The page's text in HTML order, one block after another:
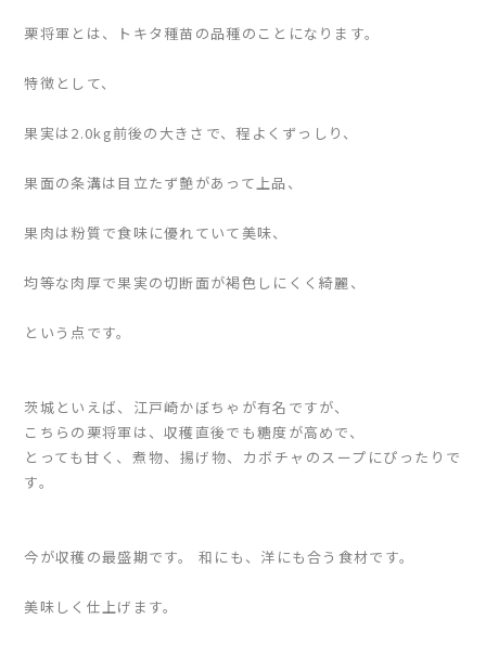
栗将軍とは、トキタ種苗の品種のことになります。
特徴として、
果実は2.0kg前後の大きさで、程よくずっしり、
果面の条溝は目立たず艶があって上品、
果肉は粉質で食味に優れていて美味、
均等な肉厚で果実の切断面が褐色しにくく綺麗、
という点です。
茨城といえば、江戸崎かぼちゃが有名ですが、
こちらの栗将軍は、収穫直後でも糖度が高めで、
とっても甘く、煮物、揚げ物、カボチャのスープにぴったりで
す。
今が収穫の最盛期です。 和にも、洋にも合う食材です。
美味しく仕上げます。